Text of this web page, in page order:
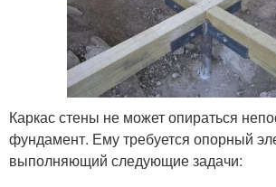
Каркас стены не может опираться
фундамент. Ему требуется опорный
выполняющий следующие задачи: